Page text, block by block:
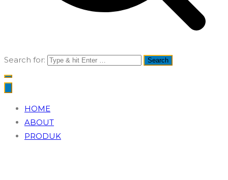
Search for:
HOME
ABOUT
PRODUK